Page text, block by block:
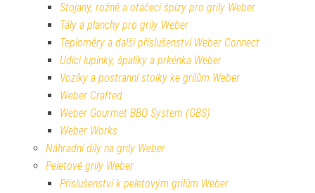
Stojany, rožně a otáčecí špízy pro grily Weber
Tály a planchy pro grily Weber
Teploměry a další příslušenství Weber Connect
Udící lupínky, špalíky a prkénka Weber
Vozíky a postranní stolky ke grilům Weber
Weber Crafted
Weber Gourmet BBQ System (GBS)
Weber Works
Náhradní díly na grily Weber
Peletové grily Weber
Příslušenství k peletovým grilům Weber